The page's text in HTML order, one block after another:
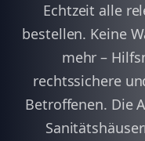
Echtzeit alle
bestellen. Keine
mehr –
rechtssichere
Betroffenen. Die